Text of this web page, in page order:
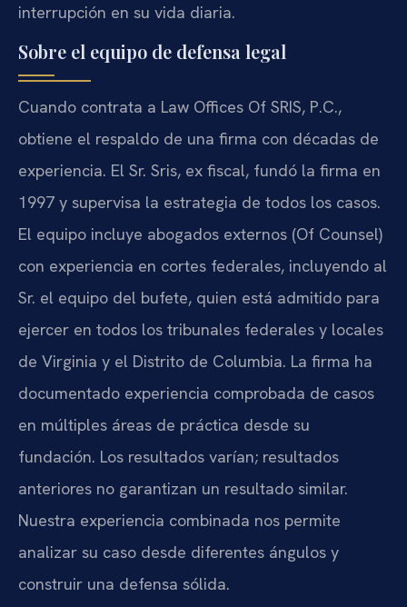
interrupción en su vida diaria.
Sobre el equipo de defensa legal
Cuando contrata a Law Offices Of SRIS, P.C.,
obtiene el respaldo de una firma con décadas de
experiencia. El Sr. Sris, ex fiscal, fundó la firma en
1997 y supervisa la estrategia de todos los casos.
El equipo incluye abogados externos (Of Counsel)
con experiencia en cortes federales, incluyendo al
Sr. el equipo del bufete, quien está admitido para
ejercer en todos los tribunales federales y locales
de Virginia y el Distrito de Columbia. La firma ha
documentado experiencia comprobada de casos
en múltiples áreas de práctica desde su
fundación. Los resultados varían; resultados
anteriores no garantizan un resultado similar.
Nuestra experiencia combinada nos permite
analizar su caso desde diferentes ángulos y
construir una defensa sólida.